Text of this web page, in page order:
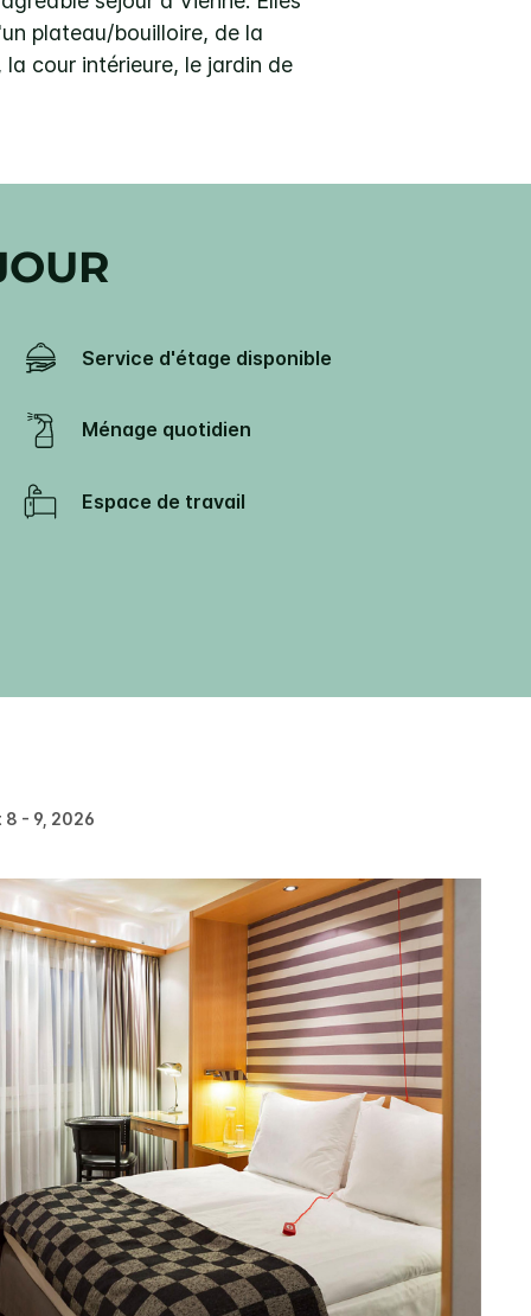
plateau/bouilloire, de la
cour intérieure, le jardin de
Service d'étage disponible
Ménage quotidien
Espace de travail
- 9, 2026